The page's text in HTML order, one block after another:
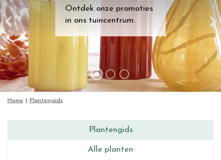
c
o
n
t
e
n
t
Ontdek onze promoties
in ons tuincentrum.
Home Plantengids
Plantengids
Alle planten